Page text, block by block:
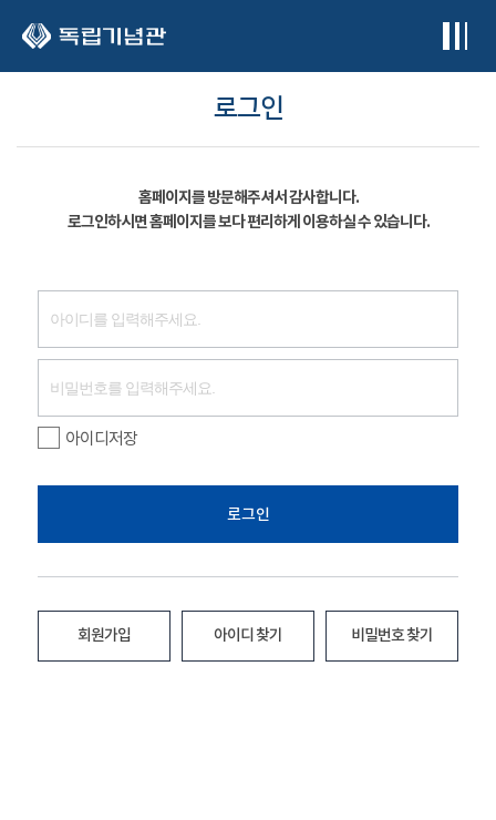
로그인
홈페이지를 방문해주셔서 감사합니다.
로그인하시면 홈페이지를 보다 편리하게 이용하실 수 있습니다.
아이디저장
로그인
회원가입 아이디 찾기 비밀번호 찾기